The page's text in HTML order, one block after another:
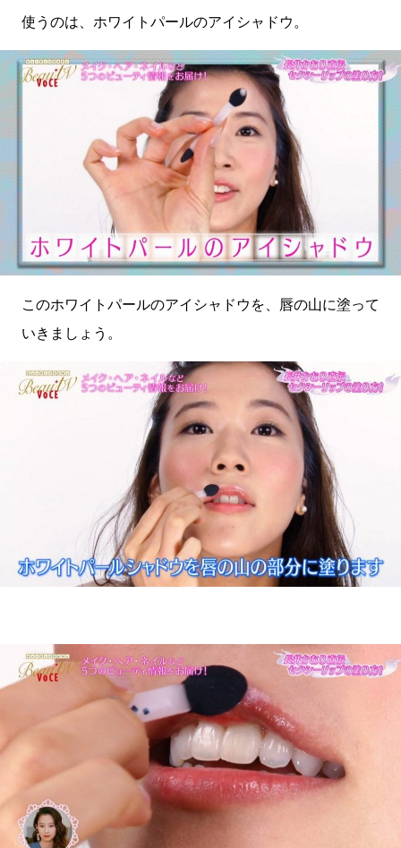
使うのは、ホワイトパールのアイシャドウ。
このホワイトパールのアイシャドウを、唇の山に塗って
いきましょう。